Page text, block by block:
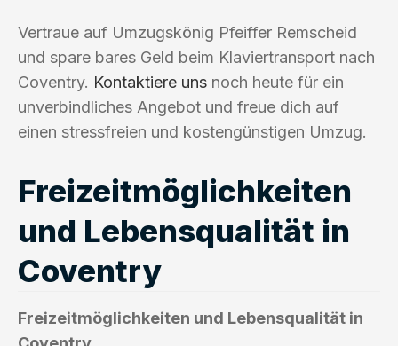
Vertraue auf Umzugskönig Pfeiffer Remscheid
und spare bares Geld beim Klaviertransport nach
Coventry. Kontaktiere uns noch heute für ein
unverbindliches Angebot und freue dich auf
einen stressfreien und kostengünstigen Umzug.
Freizeitmöglichkeiten
und Lebensqualität in
Coventry
Freizeitmöglichkeiten und Lebensqualität in